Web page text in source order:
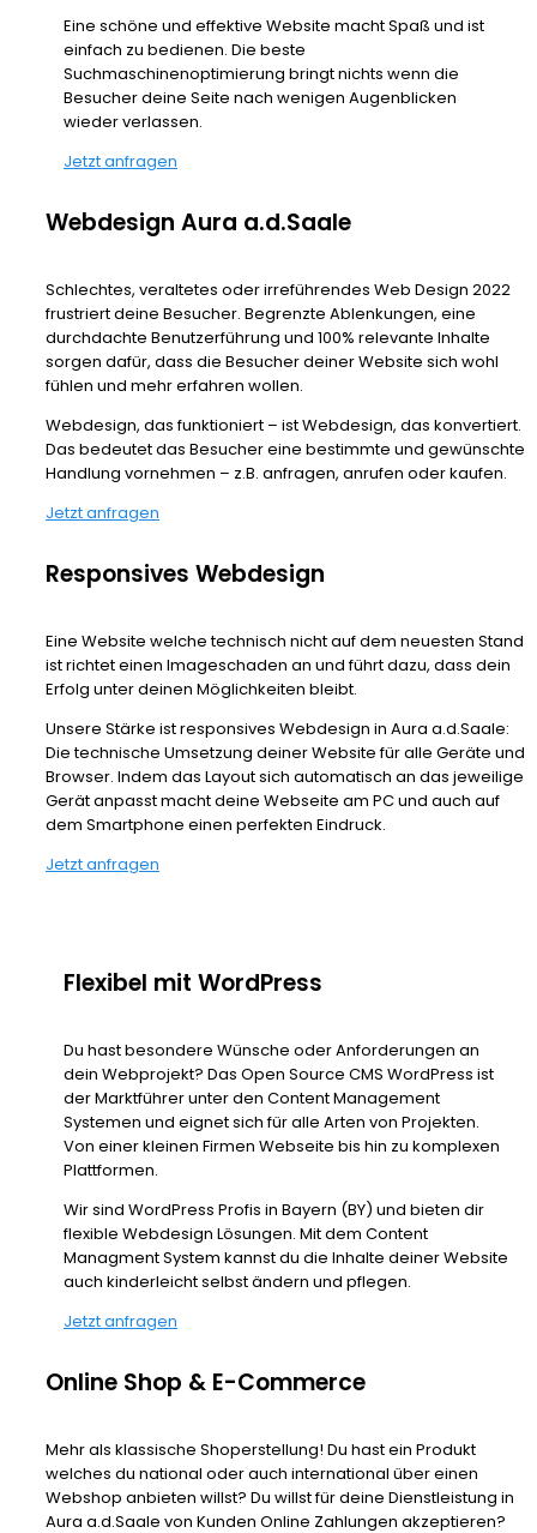
Eine schöne und effektive Website macht Spaß und ist
einfach zu bedienen. Die beste
Suchmaschinenoptimierung bringt nichts wenn die
Besucher deine Seite nach wenigen Augenblicken
wieder verlassen.
Jetzt anfragen
Webdesign Aura a.d.Saale
Schlechtes, veraltetes oder irreführendes Web Design 2022
frustriert deine Besucher. Begrenzte Ablenkungen, eine
durchdachte Benutzerführung und 100% relevante Inhalte
sorgen dafür, dass die Besucher deiner Website sich wohl
fühlen und mehr erfahren wollen.
Webdesign, das funktioniert – ist Webdesign, das konvertiert.
Das bedeutet das Besucher eine bestimmte und gewünschte
Handlung vornehmen – z.B. anfragen, anrufen oder kaufen.
Jetzt anfragen
Responsives Webdesign
Eine Website welche technisch nicht auf dem neuesten Stand
ist richtet einen Imageschaden an und führt dazu, dass dein
Erfolg unter deinen Möglichkeiten bleibt.
Unsere Stärke ist responsives Webdesign in Aura a.d.Saale:
Die technische Umsetzung deiner Website für alle Geräte und
Browser. Indem das Layout sich automatisch an das jeweilige
Gerät anpasst macht deine Webseite am PC und auch auf
dem Smartphone einen perfekten Eindruck.
Jetzt anfragen
Flexibel mit WordPress
Du hast besondere Wünsche oder Anforderungen an
dein Webprojekt? Das Open Source CMS WordPress ist
der Marktführer unter den Content Management
Systemen und eignet sich für alle Arten von Projekten.
Von einer kleinen Firmen Webseite bis hin zu komplexen
Plattformen.
Wir sind WordPress Profis in Bayern (BY) und bieten dir
flexible Webdesign Lösungen. Mit dem Content
Managment System kannst du die Inhalte deiner Website
auch kinderleicht selbst ändern und pflegen.
Jetzt anfragen
Online Shop & E-Commerce
Mehr als klassische Shoperstellung! Du hast ein Produkt
welches du national oder auch international über einen
Webshop anbieten willst? Du willst für deine Dienstleistung in
Aura a.d.Saale von Kunden Online Zahlungen akzeptieren?